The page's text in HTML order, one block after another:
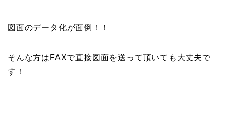
図面のデータ化が面倒！！
そんな方はFAXで直接図面を送って頂いても大丈夫で
す！